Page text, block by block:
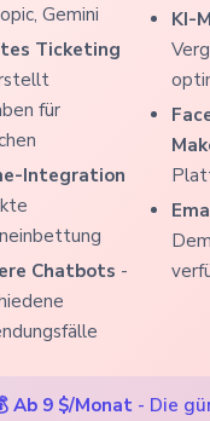
Gemini
Ticketing
für
Integration
Chatbots -
KI-
Ab 9 $/Monat- Die